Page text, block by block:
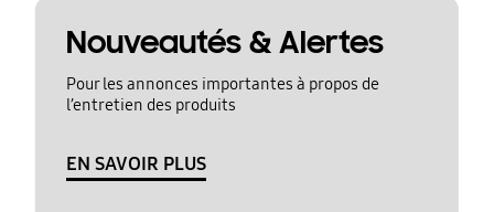
Nouveautés & Alertes
Pour les annonces importantes à propos de
l’entretien des produits
EN SAVOIR PLUS